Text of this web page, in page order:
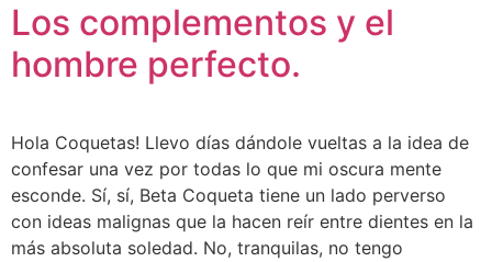
Los complementos y el
hombre perfecto.
Hola Coquetas! Llevo días dándole vueltas a la idea de
confesar una vez por todas lo que mi oscura mente
esconde. Sí, sí, Beta Coqueta tiene un lado perverso
con ideas malignas que la hacen reír entre dientes en la
más absoluta soledad. No, tranquilas, no tengo